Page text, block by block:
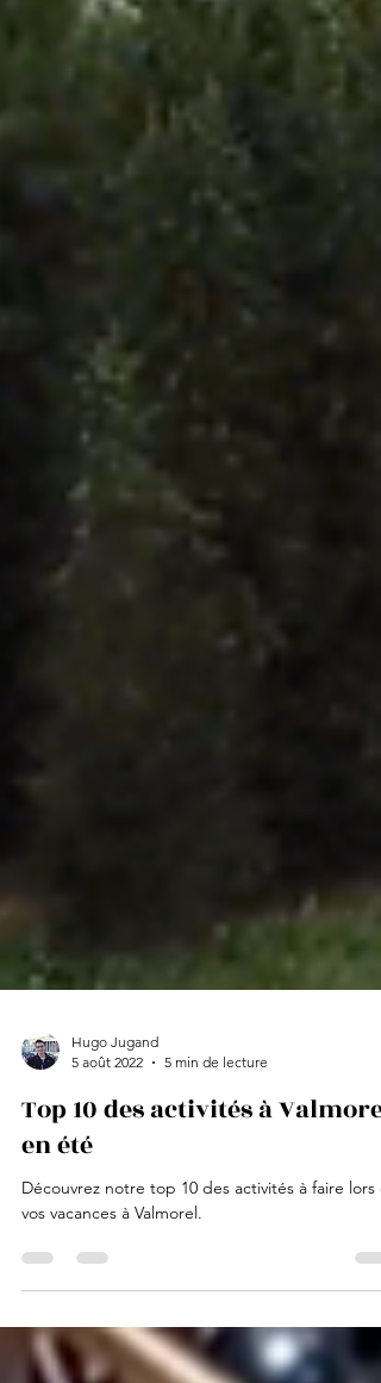
5 août 2022
5 min de lecture
Top 10 des activités à Valmorel
en été
vos vacances à Valmorel.